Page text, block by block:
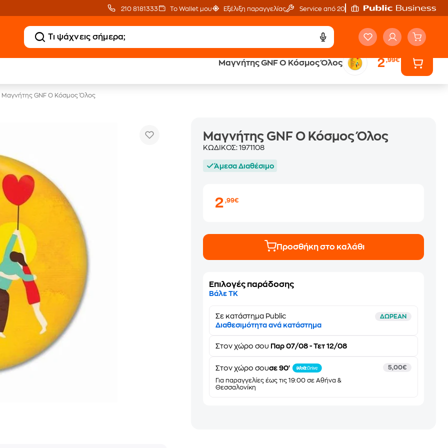
210 8181333 Το Wallet μου Εξέλιξη παραγγελίας Service από 20'
Μαγνήτης GNF Ο Κόσμος Όλος 2,99€
Μαγνήτης GNF Ο Κόσμος Όλος
Μαγνήτης GNF Ο Κόσμος Όλος
ΚΩΔΙΚΟΣ:1971108
Άμεσα Διαθέσιμο
2,99€
Προσθήκη στο καλάθι
Επιλογές παράδοσης
Βάλε ΤΚ
Σε κατάστημα Public ΔΩΡΕΑΝ
Διαθεσιμότητα ανά κατάστημα
Στονχώρο σου Παρ 07/08 - Τετ 12/08
Στον χώρο σουσε 90'
Για παραγγελίες έως τις 19:00 σε Αθήνα &
Θεσσαλονίκη
5,00€